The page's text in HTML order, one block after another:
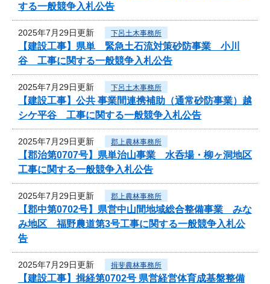
する一般競争入札公告
2025年7月29日更新 下呂土木事務所
【建設工事】県単 緊急土石流対策砂防事業 小川
谷 工事に関する一般競争入札公告
2025年7月29日更新 下呂土木事務所
【建設工事】公共 事業間連携補助（通常砂防事業）越
シケ平谷 工事に関する一般競争入札公告
2025年7月29日更新 郡上農林事務所
【郡治第0707号】県単治山事業 水呑場・柳ヶ洞地区
工事に関する一般競争入札公告
2025年7月29日更新 郡上農林事務所
【郡中第0702号】県営中山間地域総合整備事業 みな
み地区 福野農道第3号工事に関する一般競争入札公
告
2025年7月29日更新 揖斐農林事務所
【建設工事】揖経第0702号 県営経営体育成基盤整備